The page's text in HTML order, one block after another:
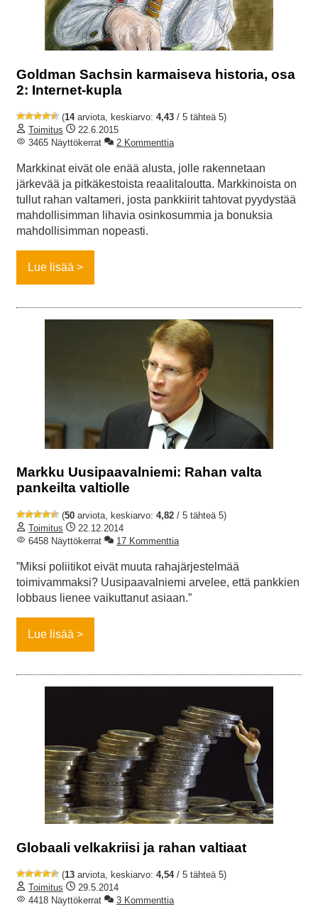
Goldman Sachsin karmaiseva historia, osa
2: Internet-kupla
(14arviota, keskiarvo: 4,43 / 5 tähteä 5)
Toimitus
22.6.2015
3465 Näyttökerrat
2 Kommenttia
Markkinat eivät ole enää alusta, jolle rakennetaan
järkevää ja pitkäkestoista reaalitaloutta. Markkinoista on
tullut rahan valtameri, josta pankkiirit tahtovat pyydystää
mahdollisimman lihavia osinkosummia ja bonuksia
mahdollisimman nopeasti.
Lue lisää
Markku Uusipaavalniemi: Rahan valta
pankeilta valtiolle
(50 arviota, keskiarvo: 4,82 / 5 tähteä 5)
Toimitus
22.12.2014
6458 Näyttökerrat
17 Kommenttia
”Miksi poliitikot eivät muuta rahajärjestelmää
toimivammaksi? Uusipaavalniemi arvelee, että pankkien
lobbaus lienee vaikuttanut asiaan.”
Lue lisää
Globaali velkakriisi ja rahan valtiaat
(13 arviota, keskiarvo: 4,54/ 5 tähteä 5)
Toimitus
29.5.2014
4418 Näyttökerrat
3 Kommenttia